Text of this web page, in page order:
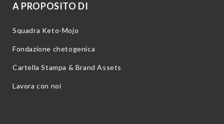
A PROPOSITO DI
Squadra Keto-Mojo
Fondazione chetogenica
Cartella Stampa & Brand Assets
Lavora con noi